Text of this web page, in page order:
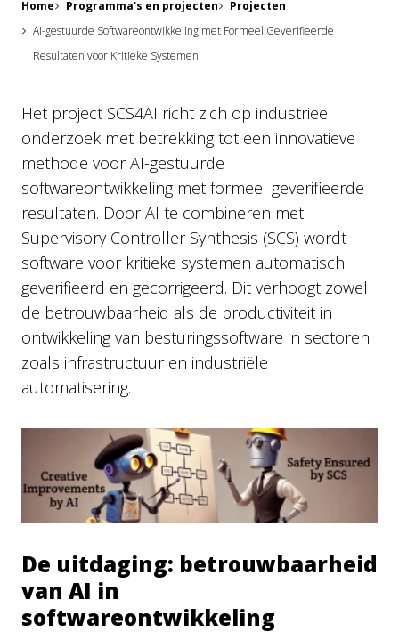
Home Programma's en projecten
Projecten
AI-gestuurde Softwareontwikkeling met Formeel Geverifieerde
Resultaten voor Kritieke Systemen
Het project SCS4AI richt zich op industrieel
onderzoek met betrekking tot een innovatieve
methode voor AI-gestuurde
softwareontwikkeling met formeel geverifieerde
resultaten. Door AI te combineren met
Supervisory Controller Synthesis (SCS) wordt
software voor kritieke systemen automatisch
geverifieerd en gecorrigeerd. Dit verhoogt zowel
de betrouwbaarheid als de productiviteit in
ontwikkeling van besturingssoftware in sectoren
zoals infrastructuur en industriële
automatisering.
De uitdaging: betrouwbaarheid
van AI in
softwareontwikkeling